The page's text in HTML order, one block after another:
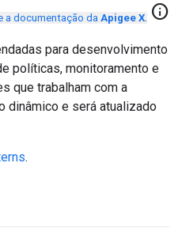
a documentação daApigee X. info
para desenvolvimento
políticas, monitoramento e
que trabalham com a
dinâmico e será atualizado
.